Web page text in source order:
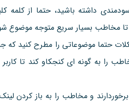
داشته باشید، حتما از
تا مخاطب بسیار سریع متوجه موضوع
حتما موضوعاتی را مطرح کنید که
را به گونه ای کنجکاو کند تا
و مخاطب را به باز کردن